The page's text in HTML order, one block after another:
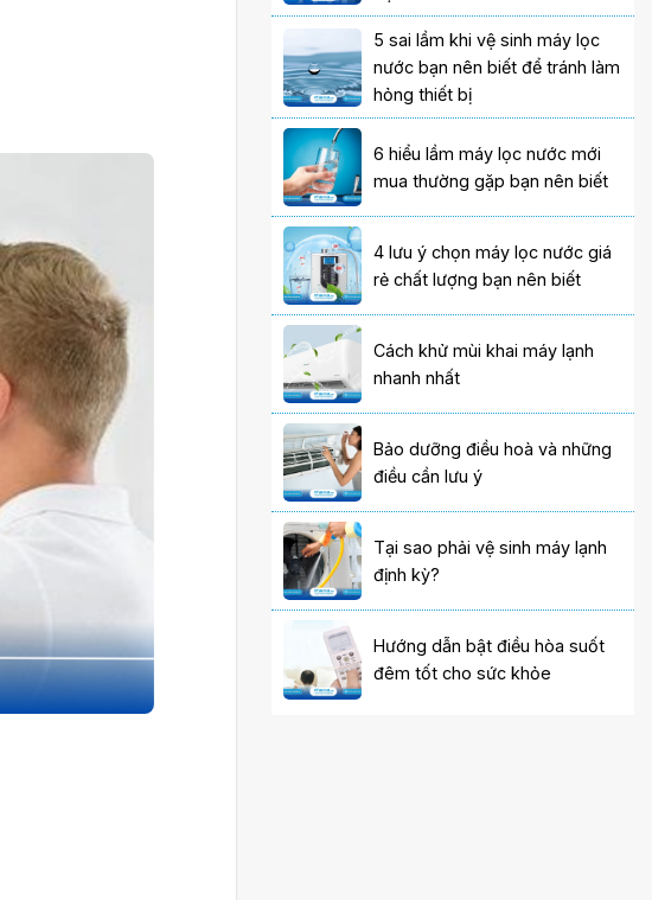
5 sai lầm khi vệ sinh máy lọc
nước bạn nên biết để tránh làm
hỏng thiết bị
6 hiểu lầm máy lọc nước mới
mua thường gặp bạn nên biết
4 lưu ý chọn máy lọc nước giá
rẻ chất lượng bạn nên biết
Cách khử mùi khai máy lạnh
nhanh nhất
Bảo dưỡng điều hoà và những
điều cần lưu ý
Tại sao phải vệ sinh máy lạnh
định kỳ?
Hướng dẫn bật điều hòa suốt
đêm tốt cho sức khỏe